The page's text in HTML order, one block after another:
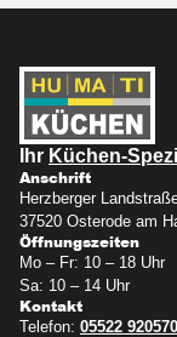
Ihr Küchen-
Anschrift
Herzberger
37520 Osterode am
Öffnungszeiten
Mo – Fr: 10 – 18 Uhr
Sa: 10 – 14 Uhr
Kontakt
Telefon: 05522 920570